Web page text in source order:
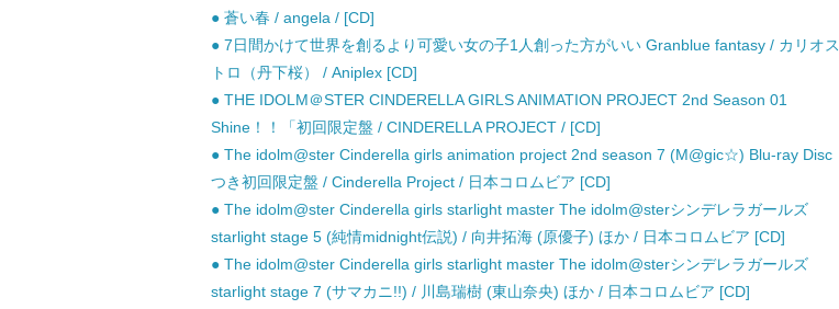
● 蒼い春 / angela / [CD]
● 7日間かけて世界を創るより可愛い女の子1人創った方がいい Granblue fantasy / カリオス
トロ（丹下桜） / Aniplex [CD]
● THE IDOLM＠STER CINDERELLA GIRLS ANIMATION PROJECT 2nd Season 01
Shine！！「初回限定盤 / CINDERELLA PROJECT / [CD]
● The idolm@ster Cinderella girls animation project 2nd season 7 (M@gic☆) Blu-ray Disc
つき初回限定盤 / Cinderella Project / 日本コロムビア [CD]
● The idolm@ster Cinderella girls starlight master The idolm@sterシンデレラガールズ
starlight stage 5 (純情midnight伝説) / 向井拓海 (原優子) ほか / 日本コロムビア [CD]
● The idolm@ster Cinderella girls starlight master The idolm@sterシンデレラガールズ
starlight stage 7 (サマカニ!!) / 川島瑞樹 (東山奈央) ほか / 日本コロムビア [CD]